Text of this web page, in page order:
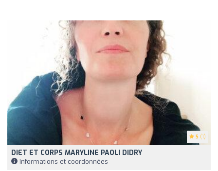
5 (1)
DIET ET CORPS MARYLINE PAOLI DIDRY
Informations et coordonnées